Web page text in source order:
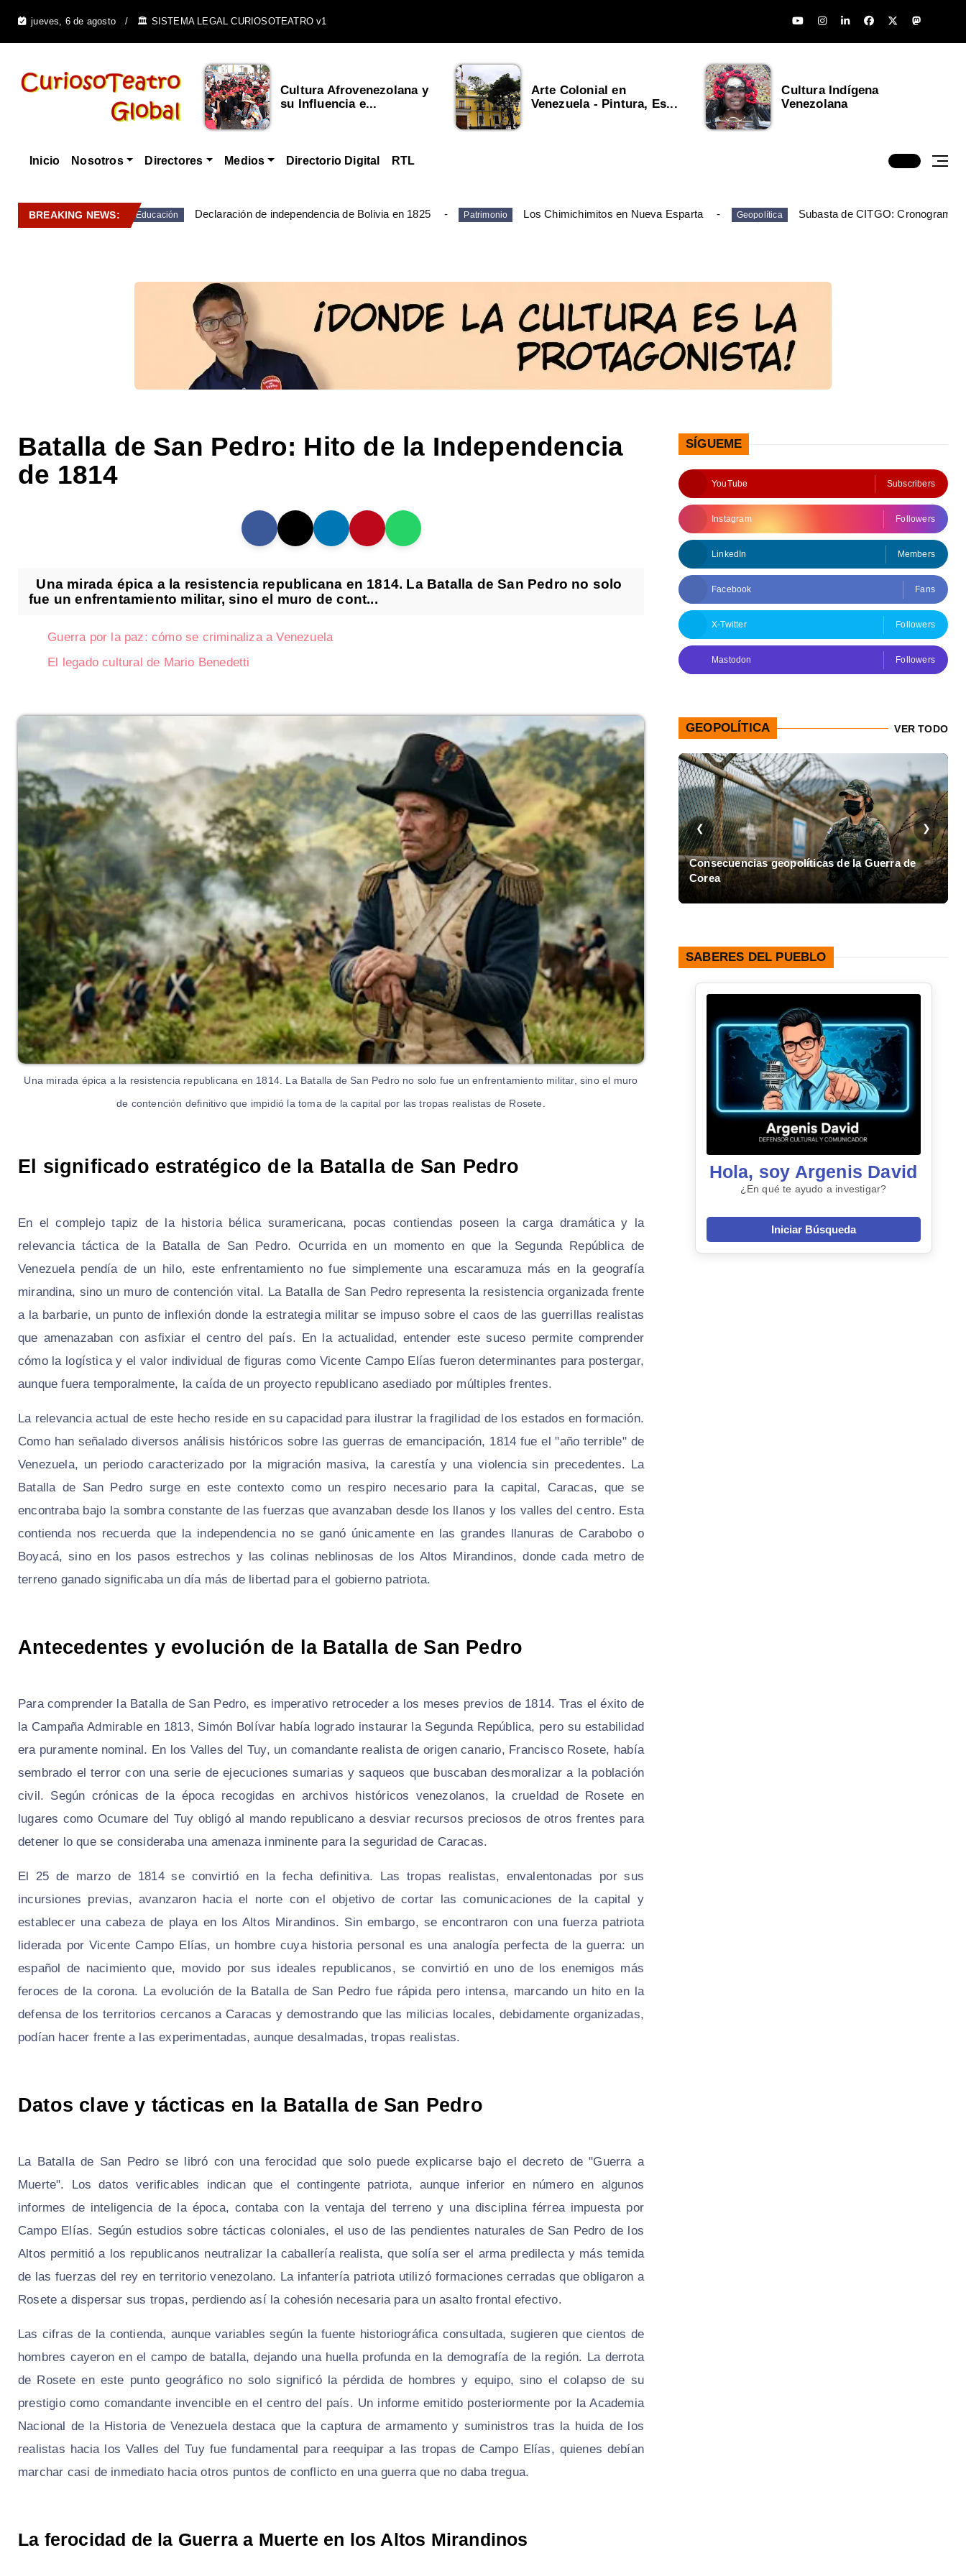
jueves, 6 de agosto 🏛️ SISTEMA LEGAL CURIOSOTEATRO v1
Cultura Afrovenezolana y
su Influencia e...
Arte Colonial en
Venezuela - Pintura, Es...
Cultura Indígena
Venezolana
Inicio Nosotros Directores Medios Directorio Digital RTL
BREAKING NEWS: Educación Declaración de independencia de Bolivia en 1825 Patrimonio Los Chimichimitos en Nueva Esparta Geopolítica Subasta de CITGO: Cronograma
Batalla de San Pedro: Hito de la Independencia
de 1814
Una mirada épica a la resistencia republicana en 1814. La Batalla de San Pedro no solo
fue un enfrentamiento militar, sino el muro de cont...
Guerra por la paz: cómo se criminaliza a Venezuela
El legado cultural de Mario Benedetti
Una mirada épica a la resistencia republicana en 1814. La Batalla de San Pedro no solo fue un enfrentamiento militar, sino el muro
de contención definitivo que impidió la toma de la capital por las tropas realistas de Rosete.
El significado estratégico de la Batalla de San Pedro
En el complejo tapiz de la historia bélica suramericana, pocas contiendas poseen la carga dramática y la
relevancia táctica de la Batalla de San Pedro. Ocurrida en un momento en que la Segunda República de
Venezuela pendía de un hilo, este enfrentamiento no fue simplemente una escaramuza más en la geografía
mirandina, sino un muro de contención vital. La Batalla de San Pedro representa la resistencia organizada frente
a la barbarie, un punto de inflexión donde la estrategia militar se impuso sobre el caos de las guerrillas realistas
que amenazaban con asfixiar el centro del país. En la actualidad, entender este suceso permite comprender
cómo la logística y el valor individual de figuras como Vicente Campo Elías fueron determinantes para postergar,
aunque fuera temporalmente, la caída de un proyecto republicano asediado por múltiples frentes.
La relevancia actual de este hecho reside en su capacidad para ilustrar la fragilidad de los estados en formación.
Como han señalado diversos análisis históricos sobre las guerras de emancipación, 1814 fue el "año terrible" de
Venezuela, un periodo caracterizado por la migración masiva, la carestía y una violencia sin precedentes. La
Batalla de San Pedro surge en este contexto como un respiro necesario para la capital, Caracas, que se
encontraba bajo la sombra constante de las fuerzas que avanzaban desde los llanos y los valles del centro. Esta
contienda nos recuerda que la independencia no se ganó únicamente en las grandes llanuras de Carabobo o
Boyacá, sino en los pasos estrechos y las colinas neblinosas de los Altos Mirandinos, donde cada metro de
terreno ganado significaba un día más de libertad para el gobierno patriota.
Antecedentes y evolución de la Batalla de San Pedro
Para comprender la Batalla de San Pedro, es imperativo retroceder a los meses previos de 1814. Tras el éxito de
la Campaña Admirable en 1813, Simón Bolívar había logrado instaurar la Segunda República, pero su estabilidad
era puramente nominal. En los Valles del Tuy, un comandante realista de origen canario, Francisco Rosete, había
sembrado el terror con una serie de ejecuciones sumarias y saqueos que buscaban desmoralizar a la población
civil. Según crónicas de la época recogidas en archivos históricos venezolanos, la crueldad de Rosete en
lugares como Ocumare del Tuy obligó al mando republicano a desviar recursos preciosos de otros frentes para
detener lo que se consideraba una amenaza inminente para la seguridad de Caracas.
El 25 de marzo de 1814 se convirtió en la fecha definitiva. Las tropas realistas, envalentonadas por sus
incursiones previas, avanzaron hacia el norte con el objetivo de cortar las comunicaciones de la capital y
establecer una cabeza de playa en los Altos Mirandinos. Sin embargo, se encontraron con una fuerza patriota
liderada por Vicente Campo Elías, un hombre cuya historia personal es una analogía perfecta de la guerra: un
español de nacimiento que, movido por sus ideales republicanos, se convirtió en uno de los enemigos más
feroces de la corona. La evolución de la Batalla de San Pedro fue rápida pero intensa, marcando un hito en la
defensa de los territorios cercanos a Caracas y demostrando que las milicias locales, debidamente organizadas,
podían hacer frente a las experimentadas, aunque desalmadas, tropas realistas.
Datos clave y tácticas en la Batalla de San Pedro
La Batalla de San Pedro se libró con una ferocidad que solo puede explicarse bajo el decreto de "Guerra a
Muerte". Los datos verificables indican que el contingente patriota, aunque inferior en número en algunos
informes de inteligencia de la época, contaba con la ventaja del terreno y una disciplina férrea impuesta por
Campo Elías. Según estudios sobre tácticas coloniales, el uso de las pendientes naturales de San Pedro de los
Altos permitió a los republicanos neutralizar la caballería realista, que solía ser el arma predilecta y más temida
de las fuerzas del rey en territorio venezolano. La infantería patriota utilizó formaciones cerradas que obligaron a
Rosete a dispersar sus tropas, perdiendo así la cohesión necesaria para un asalto frontal efectivo.
Las cifras de la contienda, aunque variables según la fuente historiográfica consultada, sugieren que cientos de
hombres cayeron en el campo de batalla, dejando una huella profunda en la demografía de la región. La derrota
de Rosete en este punto geográfico no solo significó la pérdida de hombres y equipo, sino el colapso de su
prestigio como comandante invencible en el centro del país. Un informe emitido posteriormente por la Academia
Nacional de la Historia de Venezuela destaca que la captura de armamento y suministros tras la huida de los
realistas hacia los Valles del Tuy fue fundamental para reequipar a las tropas de Campo Elías, quienes debían
marchar casi de inmediato hacia otros puntos de conflicto en una guerra que no daba tregua.
La ferocidad de la Guerra a Muerte en los Altos Mirandinos
SÍGUEME
YouTube Subscribers
Instagram Followers
LinkedIn Members
Facebook Fans
X-Twitter Followers
Mastodon Followers
GEOPOLÍTICA VER TODO
❮
Subasta de CITGO: Cronograma y Ofertas en
Delaware
Consecuencias geopolíticas de la Guerra de
Corea
❯
SABERES DEL PUEBLO
Hola, soy Argenis David
¿En qué te ayudo a investigar?
Iniciar Búsqueda